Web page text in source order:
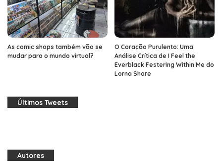
As comic shops também vão se
mudar para o mundo virtual?
O Coração Purulento: Uma
Análise Crítica de I Feel the
Everblack Festering Within Me do
Lorna Shore
Últimos Tweets
Autores